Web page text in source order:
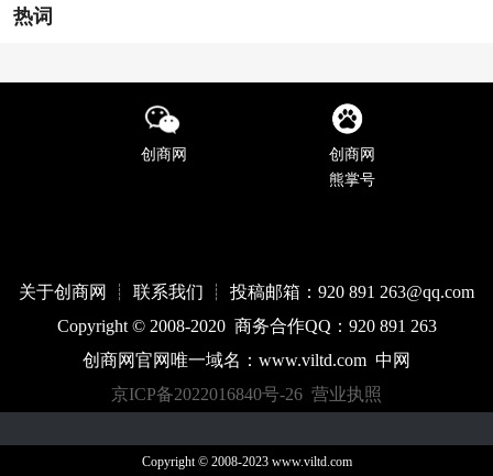
热词
创商网
创商网
熊掌号
关于创商网 ┊ 联系我们 ┊ 投稿邮箱：920 891 263@qq.com
Copyright © 2008-2020 商务合作QQ：920 891 263
创商网官网唯一域名： www.viltd.com 中网
京ICP备2022016840号-26 营业执照
Copyright © 2008-2023 www.viltd.com